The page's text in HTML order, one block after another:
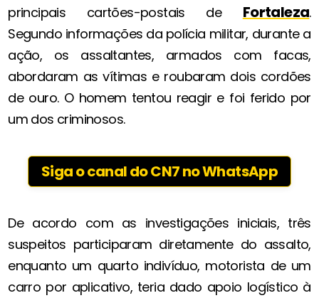
principais cartões-postais de Fortaleza.
Segundo informações da polícia militar, durante a
ação, os assaltantes, armados com facas,
abordaram as vítimas e roubaram dois cordões
de ouro. O homem tentou reagir e foi ferido por
um dos criminosos.
Siga o canal do CN7 no WhatsApp
De acordo com as investigações iniciais, três
suspeitos participaram diretamente do assalto,
enquanto um quarto indivíduo, motorista de um
carro por aplicativo, teria dado apoio logístico à